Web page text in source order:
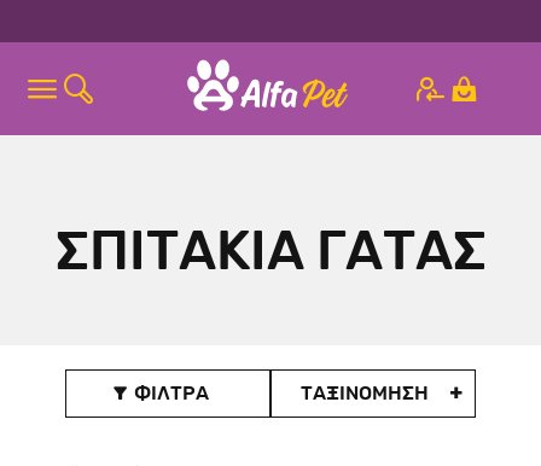
ΣΠΙΤΑΚΙΑ ΓΑΤΑΣ
 ΦΙΛΤΡΑ ΤΑΞΙΝOΜΗΣΗ